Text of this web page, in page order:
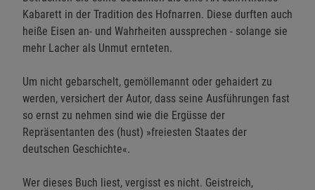
Kabarett in der Tradition des Hofnarren. Diese durften auch
heiße Eisen an- und Wahrheiten aussprechen - solange sie
mehr Lacher als Unmut ernteten.
Um nicht gebarschelt, gemöllemannt oder gehaidert zu
werden, versichert der Autor, dass seine Ausführungen fast
so ernst zu nehmen sind wie die Ergüsse der
Repräsentanten des (hust) »freiesten Staates der
deutschen Geschichte«.
Wer dieses Buch liest, vergisst es nicht. Geistreich,